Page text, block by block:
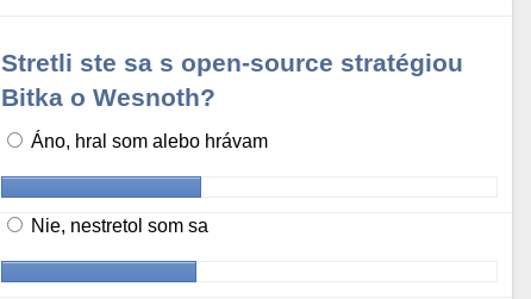
Stretli ste sa s open-source stratégiou
Bitka o Wesnoth?
Áno, hral som alebo hrávam
Nie, nestretol som sa